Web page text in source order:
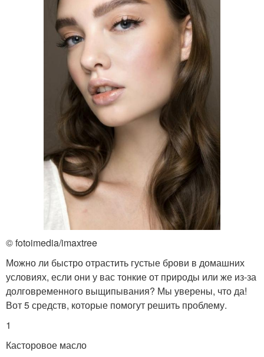
© fotoimedia/imaxtree
Можно ли быстро отрастить густые брови в домашних
условиях, если они у вас тонкие от природы или же из-за
долговременного выщипывания? Мы уверены, что да!
Вот 5 средств, которые помогут решить проблему.
1
Касторовое масло